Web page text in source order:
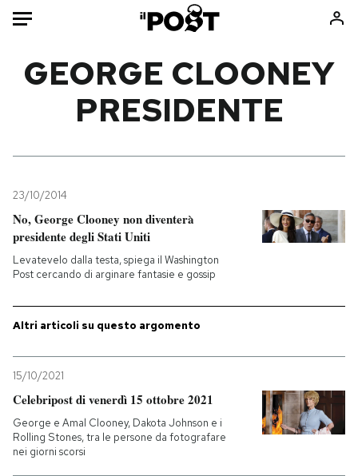
Mondo
Tecnologia
Internet
Cultura
Sport
Libri
Ok Boomer!
Europa
NEWSLETTER
GEORGE CLOONEY
PRESIDENTE
23/10/2014
No, George Clooney non diventerà
presidente degli Stati Uniti
Levatevelo dalla testa, spiega il Washington
Post cercando di arginare fantasie e gossip
Altri articoli su questo argomento
15/10/2021
Celebripost di venerdì 15 ottobre 2021
George e Amal Clooney, Dakota Johnson e i
Rolling Stones, tra le persone da fotografare
nei giorni scorsi